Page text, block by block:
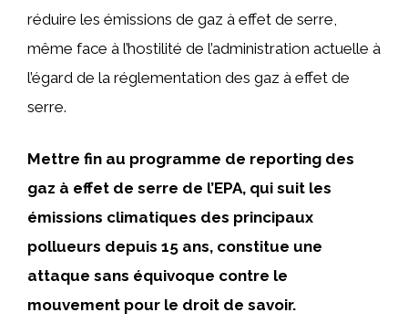
réduire les émissions de gaz à effet de serre,
même face à l’hostilité de l’administration actuelle à
l’égard de la réglementation des gaz à effet de
serre.
Mettre fin au programme de reporting des
gaz à effet de serre de l’EPA, qui suit les
émissions climatiques des principaux
pollueurs depuis 15 ans, constitue une
attaque sans équivoque contre le
mouvement pour le droit de savoir.